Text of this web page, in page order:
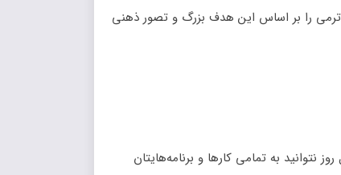
را بر اساس این هدف بزرگ و تصور ذهنی
به تمامی کارها و برنامه‌هایتان